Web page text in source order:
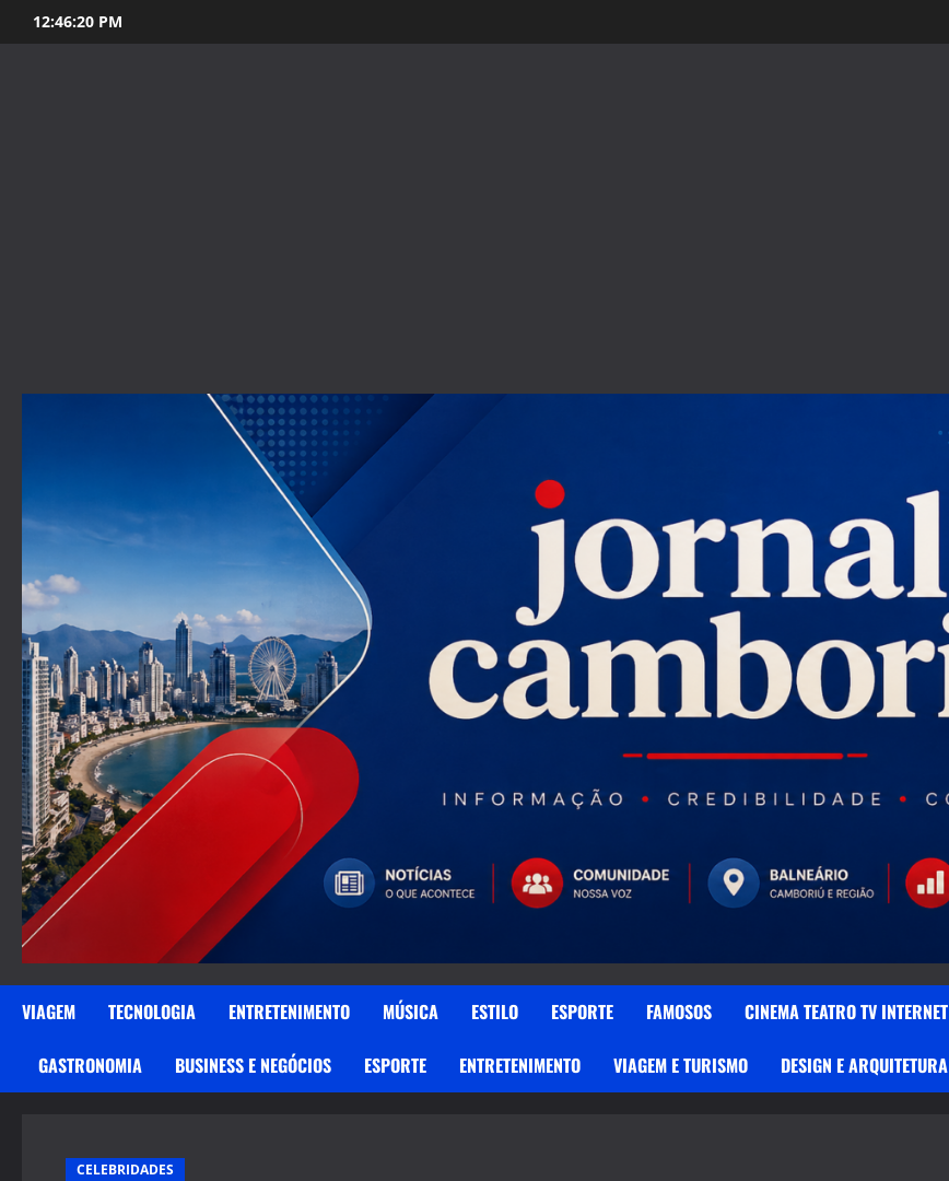
to
12:46:21 PM
VIAGEM TECNOLOGIA ENTRETENIMENTO MÚSICA ESTILO ESPORTE FAMOSOS CINEMA TEATRO TV INTERNET
GASTRONOMIA BUSINESS E NEGÓCIOS ESPORTE ENTRETENIMENTO VIAGEM E TURISMO DESIGN E ARQUITETURA
CELEBRIDADES